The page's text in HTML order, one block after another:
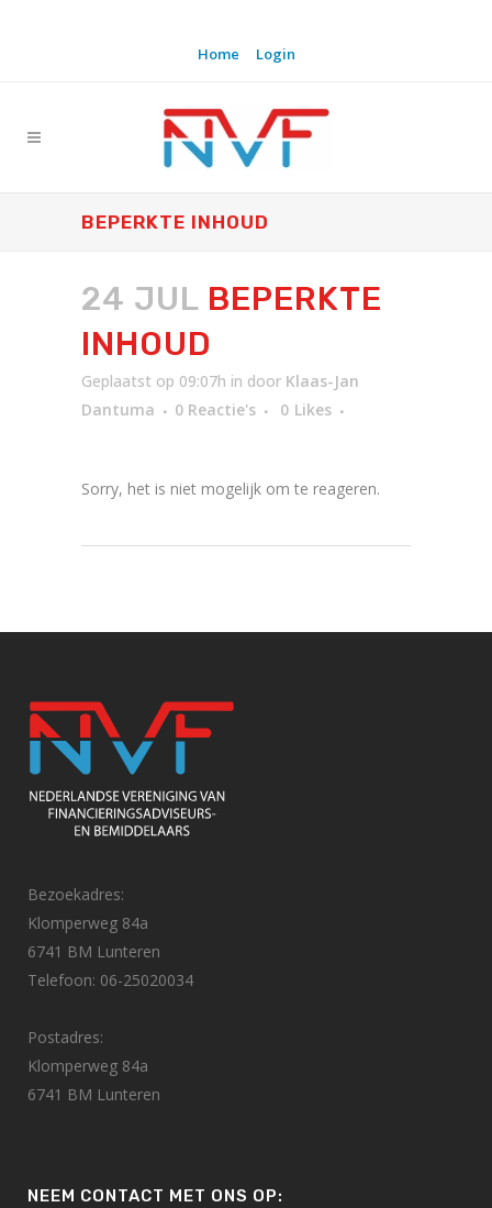
Home Login
BEPERKTE INHOUD
24 JUL BEPERKTE
INHOUD
Geplaatst op 09:07h in door Klaas-Jan
Dantuma
0 Reactie's 0 Likes
Sorry, het is niet mogelijk om te reageren.
Bezoekadres:
Klomperweg 84a
6741 BM Lunteren
Telefoon: 06-25020034
Postadres:
Klomperweg 84a
6741 BM Lunteren
NEEM CONTACT MET ONS OP: